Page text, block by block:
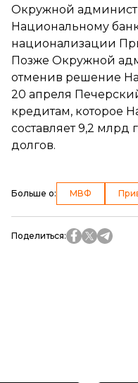
Окружной
Национальному
национализации
Позже Окружной
отменив решение
20 апреля
кредитам, которое
составляет 9,2
долгов.
Больше о: МВФ
Поделиться: